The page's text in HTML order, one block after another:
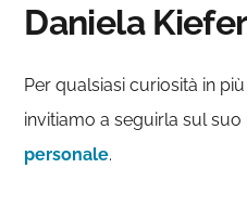
Daniela
Per qualsiasi curiosità in
invitiamo a seguirla sul suo
personale.